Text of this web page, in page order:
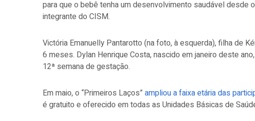
para que o bebê tenha um desenvolvimento saudável desde
integrante do CISM.
Victória Emanuelly Pantarotto (na foto, à esquerda), filha de
6 meses. Dylan Henrique Costa, nascido em janeiro deste
12ª semana de gestação.
Em maio, o “Primeiros Laços”ampliou a faixa etária das
é gratuito e oferecido em todas as Unidades Básicas de